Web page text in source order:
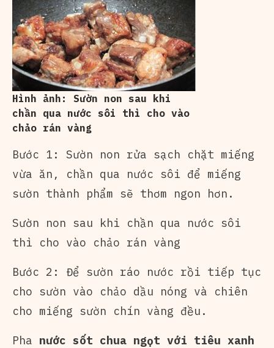
Hình ảnh: Sườn non sau khi
chần qua nước sôi thì cho vào
chảo rán vàng
Bước 1: Sườn non rửa sạch chặt miếng
vừa ăn, chần qua nước sôi để miếng
sườn thành phẩm sẽ thơm ngon hơn.
Sườn non sau khi chần qua nước sôi
thì cho vào chảo rán vàng
Bước 2: Để sườn ráo nước rồi tiếp tục
cho sườn vào chảo dầu nóng và chiên
cho miếng sườn chín vàng đều.
Pha nước sốt chua ngọt với tiêu xanh